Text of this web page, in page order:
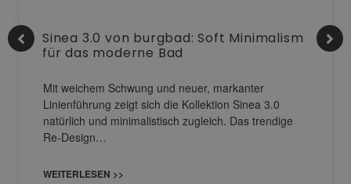
Sinea 3.0 von burgbad: Soft Minimalism
für das moderne Bad
Mit weichem Schwung und neuer, markanter
Linienführung zeigt sich die Kollektion Sinea 3.0
natürlich und minimalistisch zugleich. Das trendige
Re-Design…
WEITERLESEN >>